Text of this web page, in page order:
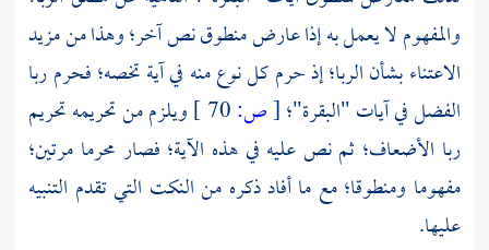
والمفهوم لا يعمل به إذا عارض منطوق نص آخر؛ وهذا من مزيد
الاعتناء بشأن الربا؛ إذ حرم كل نوع منه في آية تخصه؛ فحرم ربا
الفضل في آيات "البقرة"؛[ص:
ويلزم من تحريمه تحريم
ربا الأضعاف؛ ثم نص عليه في هذه الآية؛ فصار محرما مرتين؛
مفهوما ومنطوقا؛ مع ما أفاد ذكره من النكت التي تقدم التنبيه
عليها.